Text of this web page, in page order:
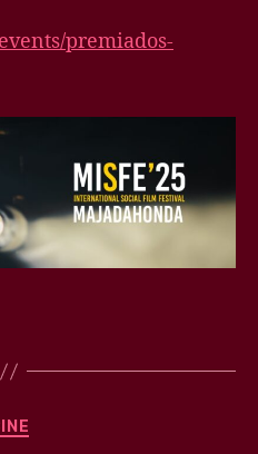
premiados-
Categorías